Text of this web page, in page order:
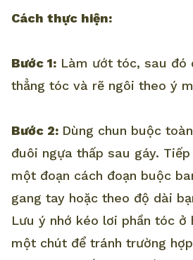
Cách thực hiện:
Bước 1: Làm ướt tóc, sau đó
thẳng tóc và rẽ ngôi theo ý
Bước 2: Dùng chun buộc
đuôi ngựa thấp sau gáy.
một đoạn cách đoạn buộc
gang tay hoặc theo độ dài
Lưu ý nhớ kéo lơi phần tóc ở
một chút để tránh trường